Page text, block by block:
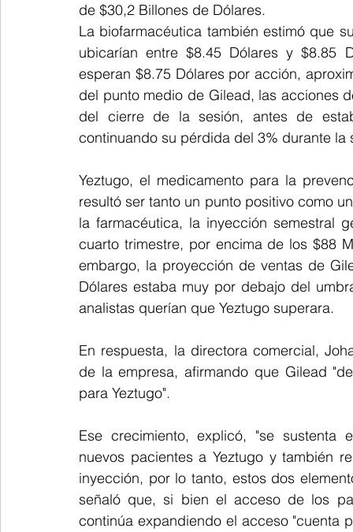
de $30,2 Billones de Dólares.
La biofarmacéutica también estimó que
ubicarían entre $8.45 Dólares y $8.85
esperan $8.75 Dólares por acción,
del punto medio de Gilead, las acciones
del cierre de la sesión, antes de
continuando su pérdida del 3% durante la
Yeztugo, el medicamento para la
resultó ser tanto un punto positivo como
la farmacéutica, la inyección semestral
cuarto trimestre, por encima de los $88
embargo, la proyección de ventas de
Dólares estaba muy por debajo del
analistas querían que Yeztugo superara.
En respuesta, la directora comercial,
de la empresa, afirmando que Gilead
para Yeztugo".
Ese crecimiento, explicó, "se sustenta
nuevos pacientes a Yeztugo y también
inyección, por lo tanto, estos dos
señaló que, si bien el acceso de los
continúa expandiendo el acceso "cuenta